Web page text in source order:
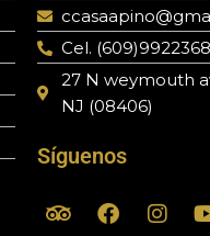
Cel. (609)9922368
27 N weymouth
NJ (08406)
Síguenos
T
r
F
a
I
n